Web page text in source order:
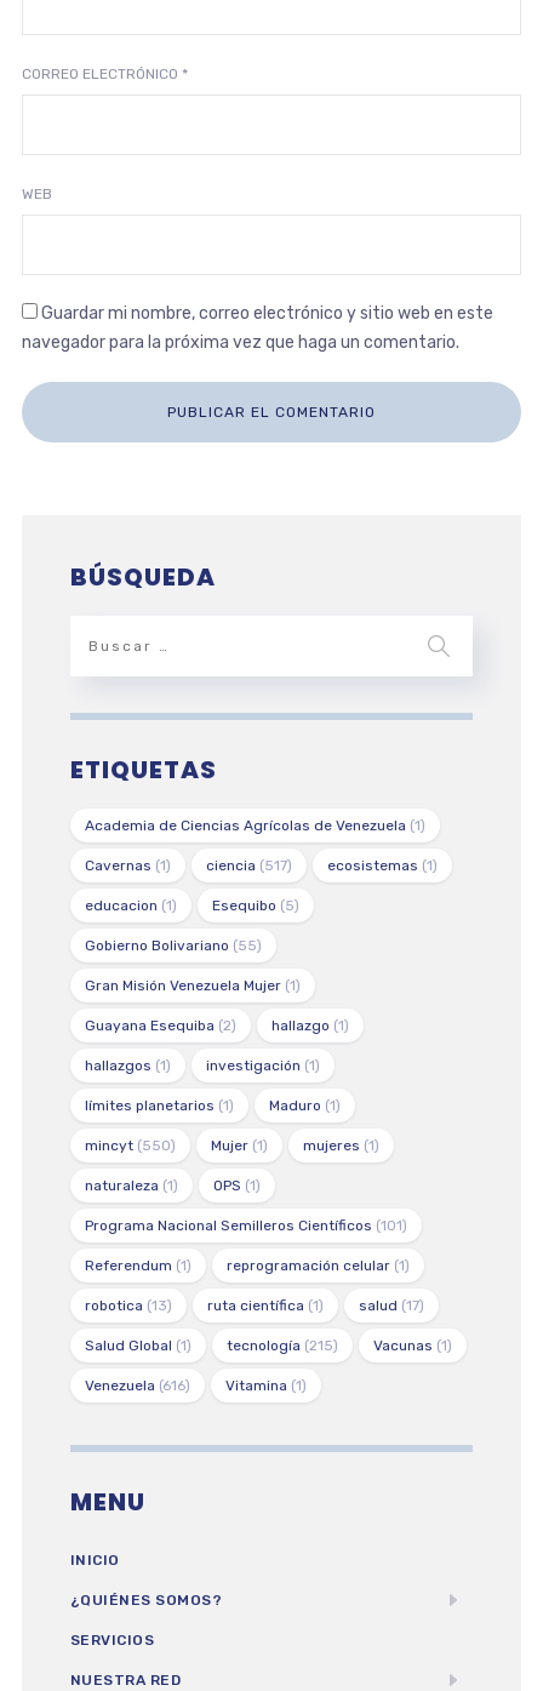
CORREO ELECTRÓNICO *
WEB
Guardar mi nombre, correo electrónico y sitio web en este
navegador para la próxima vez que haga un comentario.
BÚSQUEDA
ETIQUETAS
Academia de Ciencias Agrícolas de Venezuela (1)
Cavernas (1) ciencia (517) ecosistemas (1)
educacion (1) Esequibo (5)
Gobierno Bolivariano (55)
Gran Misión Venezuela Mujer(1)
Guayana Esequiba (2) hallazgo (1)
hallazgos (1) investigación (1)
límites planetarios (1) Maduro (1)
mincyt(550) Mujer(1) mujeres (1)
naturaleza (1) OPS (1)
Programa Nacional Semilleros Científicos (101)
Referendum (1) reprogramación celular(1)
robotica (13) ruta científica (1) salud (17)
Salud Global (1) tecnología (215) Vacunas (1)
Venezuela (616) Vitamina (1)
MENU
INICIO
¿QUIÉNES SOMOS?
SERVICIOS
NUESTRA RED